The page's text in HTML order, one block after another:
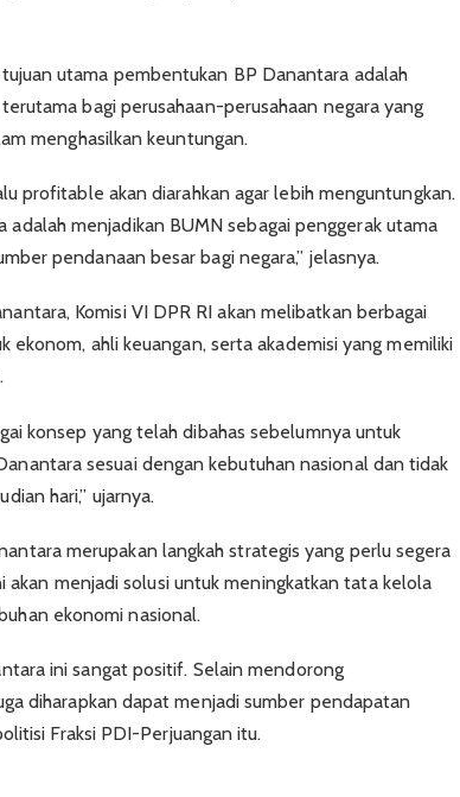
utama pembentukan BP Danantara adalah
bagi perusahaan-perusahaan negara yang
menghasilkan keuntungan.
profitable akan diarahkan agar lebih menguntungkan.
menjadikan BUMN sebagai penggerak utama
pendanaan besar bagi negara,” jelasnya.
Komisi VI DPR RI akan melibatkan berbagai
ekonom, ahli keuangan, serta akademisi yang memiliki
konsep yang telah dibahas sebelumnya untuk
sesuai dengan kebutuhan nasional dan tidak
hari,” ujarnya.
merupakan langkah strategis yang perlu segera
akan menjadi solusi untuk meningkatkan tata kelola
ekonomi nasional.
ini sangat positif. Selain mendorong
diharapkan dapat menjadi sumber pendapatan
Fraksi PDI-Perjuangan itu.